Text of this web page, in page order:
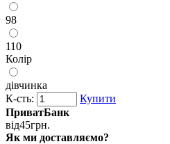
98
110
Колір
дівчинка
К-сть:
Купити
ПриватБанк
від45грн.
Як ми доставляємо?